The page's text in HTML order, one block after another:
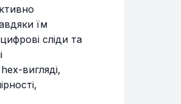
їм
сліди та
вигляді,